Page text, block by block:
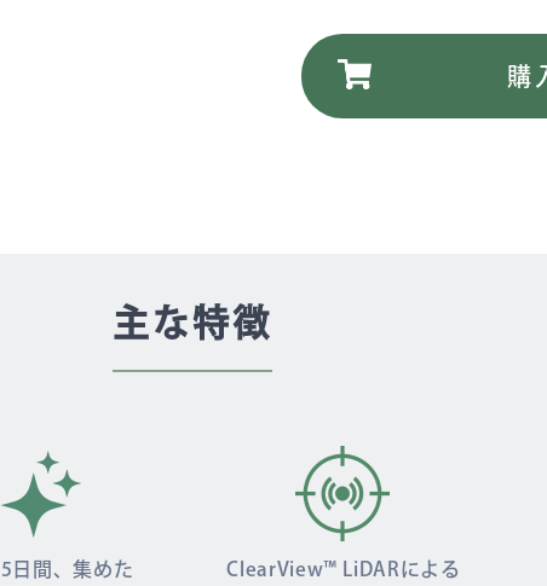
主な特徴
日間、集めた
ClearView™ LiDARによる